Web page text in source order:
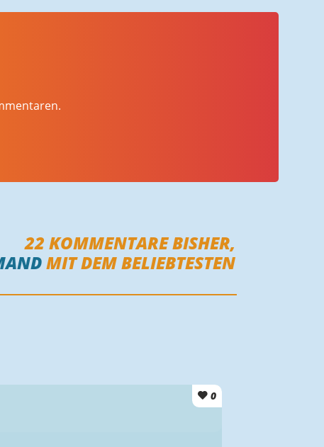
22 KOMMENTARE BISHER,
MIT DEM BELIEBTESTEN
0